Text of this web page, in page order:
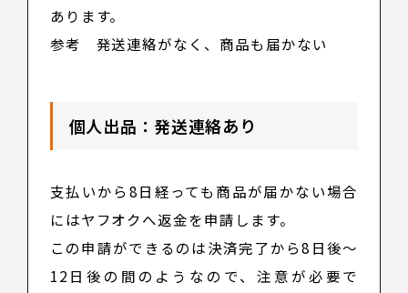
あります。
参考 発送連絡がなく、商品も届かない
個人出品：発送連絡あり
支払いから8日経っても商品が届かない場合
にはヤフオクへ返金を申請します。
この申請ができるのは決済完了から8日後～
12日後の間のようなので、注意が必要で